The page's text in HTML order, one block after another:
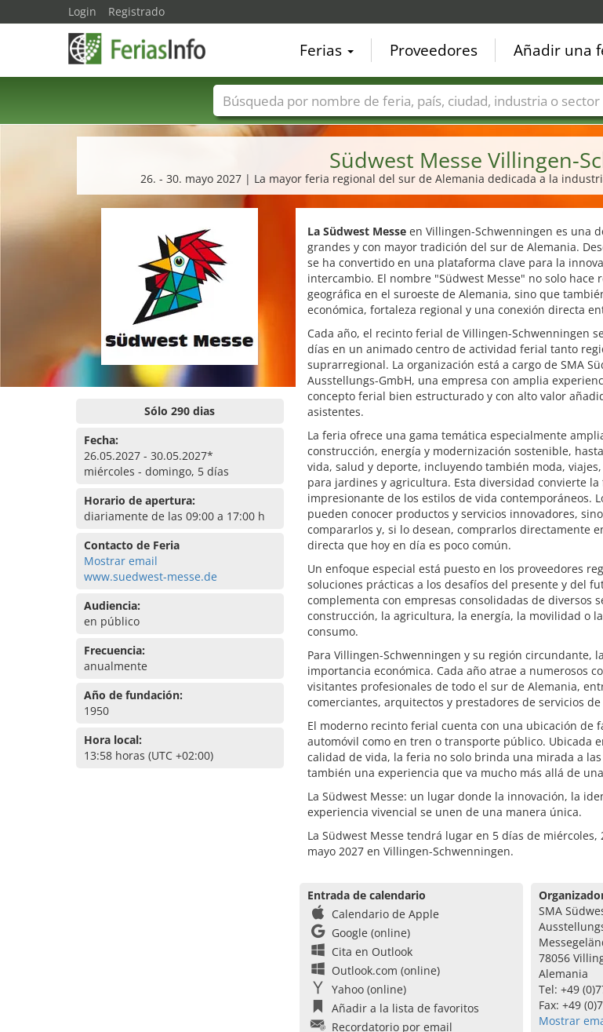
Südwest Messe Villingen-
26. - 30. mayo 2027 | La mayor feria regional del sur de Alemania dedicada a la
Sólo 290 dias
Fecha:
26.05.2027 - 30.05.2027*
miércoles - domingo, 5 días
Horario de apertura:
diariamente de las 09:00 a 17:00 h
Contacto de Feria
Mostrar email
www.suedwest-messe.de
Audiencia:
en público
Frecuencia:
anualmente
Año de fundación:
1950
Hora local:
13:58 horas (UTC +02:00)
La Südwest Messe en Villingen-Schwenningen es una
grandes y con mayor tradición del sur de Alemania.
se ha convertido en una plataforma clave para la
intercambio. El nombre "Südwest Messe" no solo hace
geográfica en el suroeste de Alemania, sino que
económica, fortaleza regional y una conexión directa
Cada año, el recinto ferial de Villingen-Schwenningen
días en un animado centro de actividad ferial tanto
suprarregional. La organización está a cargo de SMA
Ausstellungs-GmbH, una empresa con amplia
concepto ferial bien estructurado y con alto valor
asistentes.
La feria ofrece una gama temática especialmente
construcción, energía y modernización sostenible,
vida, salud y deporte, incluyendo también moda,
para jardines y agricultura. Esta diversidad convierte
impresionante de los estilos de vida contemporáneos.
pueden conocer productos y servicios innovadores,
compararlos y, si lo desean, comprarlos directamente
directa que hoy en día es poco común.
Un enfoque especial está puesto en los proveedores
soluciones prácticas a los desafíos del presente y del
complementa con empresas consolidadas de diversos
construcción, la agricultura, la energía, la movilidad o
consumo.
Para Villingen-Schwenningen y su región circundante,
importancia económica. Cada año atrae a numerosos
visitantes profesionales de todo el sur de Alemania,
comerciantes, arquitectos y prestadores de servicios
El moderno recinto ferial cuenta con una ubicación de
automóvil como en tren o transporte público. Ubicada
calidad de vida, la feria no solo brinda una mirada a
también una experiencia que va mucho más allá de
La Südwest Messe: un lugar donde la innovación, la
experiencia vivencial se unen de una manera única.
La Südwest Messe tendrá lugar en 5 días de miércoles,
mayo 2027 en Villingen-Schwenningen.
Entrada de calendario
Calendario de Apple
Google (online)
Cita en Outlook
Outlook.com (online)
Yahoo (online)
Añadir a la lista de favoritos
Recordatorio por email
SMA
78056
Alemania
Tel: +49
Fax: +49
Mostrar
Login Registrado
Ferias Proveedores Añadir una
Nombres de ferias Países Ciudades Sectores de ferias